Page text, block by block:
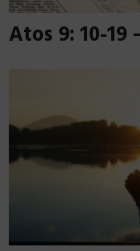
Atos 9: 10-19